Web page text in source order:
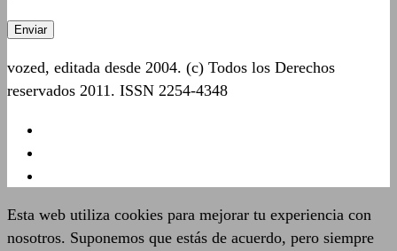
vozed, editada desde 2004. (c) Todos los Derechos
reservados 2011. ISSN 2254-4348
Esta web utiliza cookies para mejorar tu experiencia con
nosotros. Suponemos que estás de acuerdo, pero siempre